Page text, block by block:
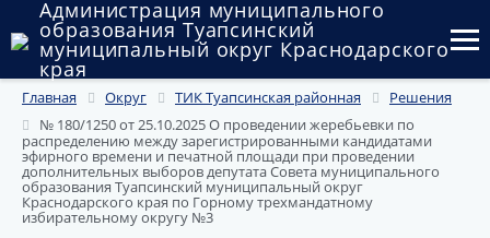
Администрация муниципального
образования Туапсинский
муниципальный округ Краснодарского
края
Округ
Администрация
Муниципальные закупки
Главная Округ ТИК Туапсинская районная
Решения
№ 180/1250 от 25.10.2025 О проведении жеребьевки по
распределению между зарегистрированными кандидатами
эфирного времени и печатной площади при проведении
дополнительных выборов депутата Совета муниципального
образования Туапсинский муниципальный округ
Краснодарского края по Горному трехмандатному
избирательному округу №3